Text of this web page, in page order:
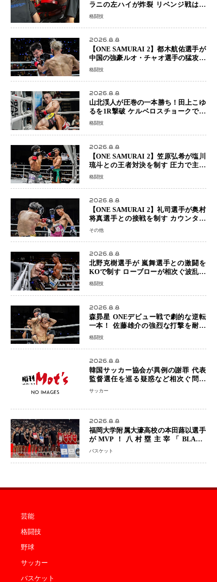
ラニの左ハイが炸裂 リベンジ戦は一
瞬で決着
格闘技
2026.8.8
【ONE SAMURAI 2】都木航佑選手が
中国の強豪ルオ・チャオ選手の猛攻を
受けながらも的確な攻撃で応戦 最後
格闘技
2026.8.8
山北渓人が圧巻の一本勝ち！田上こゆ
るを1R撃破 ケルベロスチョークで存
在感を示す
格闘技
2026.8.8
【ONE SAMURAI 2】笠原弘希が塩川
琉斗との王者対決を制す 圧力で主導
権を握り判定勝利
格闘技
2026.8.8
【ONE SAMURAI 2】礼司選手が奥村
将真選手との接戦を制す カウンター
と正確な打撃で判定勝利
その他
2026.8.8
北野克樹選手が 嵐舞選手との激闘を
KOで制す ローブローが相次ぐ波乱の
展開…涙の勝利「生まれてくる娘のた
格闘技
2026.8.8
森昴星 ONEデビュー戦で劇的な逆転
一本！ 佐藤雄介の強烈な打撃を耐え
抜き、リアネイキッドチョークで勝利
格闘技
2026.8.8
韓国サッカー協会が異例の謝罪 代表
監督選任を巡る疑惑など相次ぐ問題
「組織の刷新」誓う
サッカー
2026.8.8
福岡大学附属大濠高校の本田蕗以選手
がMVP！八村塁主宰「BLACK
SAMURAI SUMMIT 2026」で存在
なった」
バスケット
芸能
格闘技
野球
サッカー
バスケット